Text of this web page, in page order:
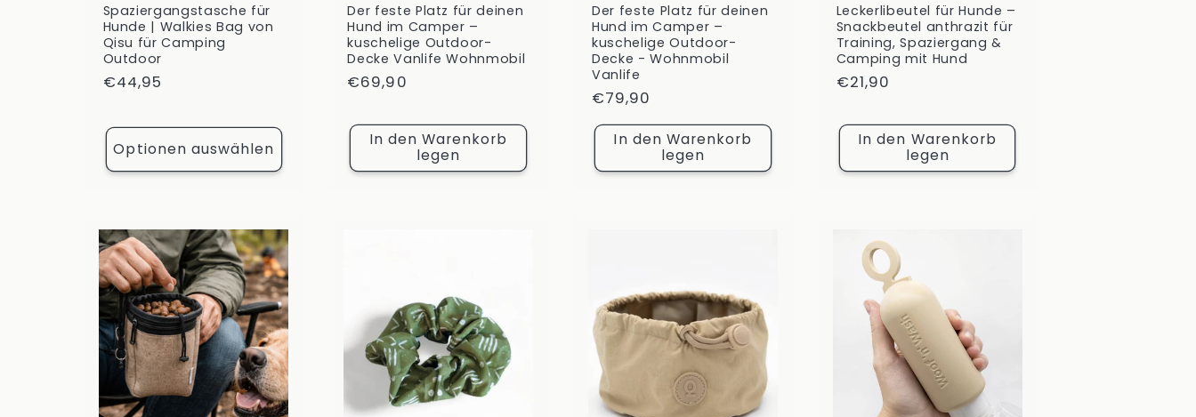
Spaziergangstasche für
Hunde | Walkies Bag von
Qisu für Camping
Outdoor
Normaler
€44,95
Optionen auswählen
Der feste Platz für deinen
Hund im Camper –
kuschelige Outdoor-
Decke Vanlife Wohnmobil
Normaler
€69,90
In den Warenkorb
legen
Der feste Platz für deinen
Hund im Camper –
kuschelige Outdoor-
Decke - Wohnmobil
Vanlife
Normaler
Preis
€79,90
In den Warenkorb
legen
Leckerlibeutel für Hunde –
Snackbeutel anthrazit für
Training, Spaziergang &
Camping mit Hund
Normaler
€21,90
In den Warenkorb
legen